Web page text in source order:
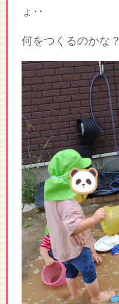
ょ‥
何をつくるのかな？